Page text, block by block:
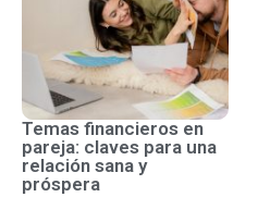
Temas financieros en
pareja: claves para una
relación sana y
próspera